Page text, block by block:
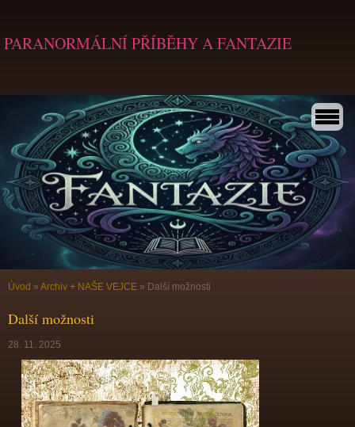
PARANORMÁLNÍ PŘÍBĚHY A FANTAZIE
Úvod » Archiv + NAŠE VEJCE » Další možnosti
Další možnosti
28. 11. 2025